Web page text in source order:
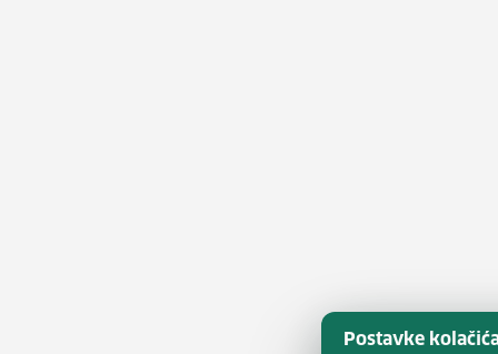
Postavke